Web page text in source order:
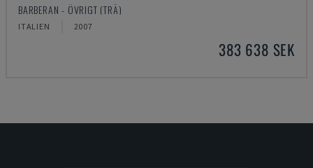
BARBERAN - ÖVRIGT (TRÄ)
ITALIEN 2007
383 638 SEK